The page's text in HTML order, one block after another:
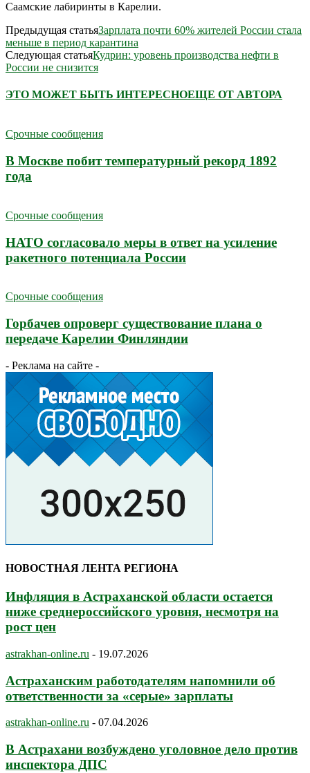
Саамские лабиринты в Карелии.
Предыдущая статьяЗарплата почти 60% жителей России стала
меньше в период карантина
Следующая статьяКудрин: уровень производства нефти в
России не снизится
ЭТО МОЖЕТ БЫТЬ ИНТЕРЕСНОЕЩЕ ОТ АВТОРА
Срочные сообщения
В Москве побит температурный рекорд 1892
года
Срочные сообщения
НАТО согласовало меры в ответ на усиление
ракетного потенциала России
Срочные сообщения
Горбачев опроверг существование плана о
передаче Карелии Финляндии
- Реклама на сайте -
НОВОСТНАЯ ЛЕНТА РЕГИОНА
Инфляция в Астраханской области остается
ниже среднероссийского уровня, несмотря на
рост цен
astrakhan-online.ru - 19.07.2026
Астраханским работодателям напомнили об
ответственности за «серые» зарплаты
astrakhan-online.ru - 07.04.2026
В Астрахани возбуждено уголовное дело против
инспектора ДПС